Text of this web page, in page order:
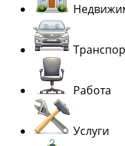
Работа
Услуги